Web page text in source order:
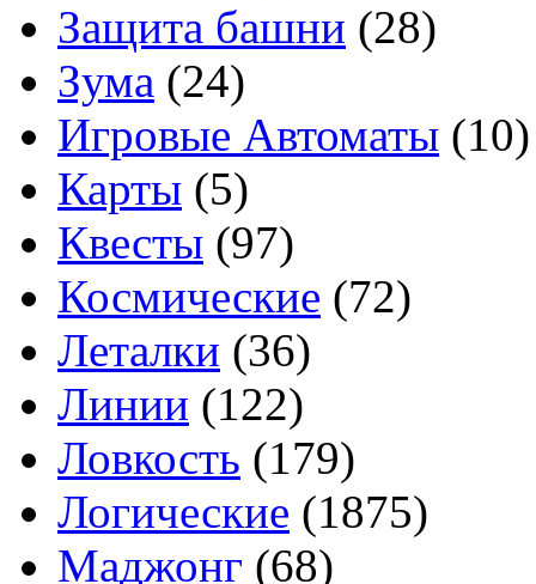
Защита башни (28)
Зума (24)
Игровые Автоматы (10)
Карты (5)
Квесты (97)
Космические (72)
Леталки (36)
Линии (122)
Ловкость (179)
Логические (1875)
Маджонг (68)